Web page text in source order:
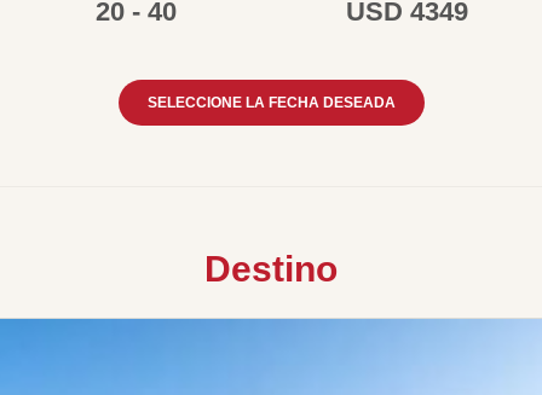
20 - 40 USD 4349
SELECCIONE LA FECHA DESEADA
Destino